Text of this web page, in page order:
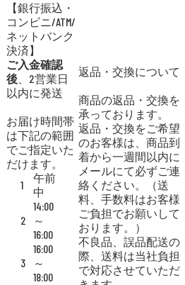
【銀行振込・
コンビニ/ATM/
ネットバンク
決済】
ご入金確認
後、2営業日
以内に発送
お届け時間帯
は下記の範囲
でご指定いた
だけます。
1
午前
中
2
14:00
～
16:00
3
16:00
～
18:00
返品・交換について
商品の返品・交換を
承っております。
返品・交換をご希望
のお客様は、商品到
着から一週間以内に
メールにて必ずご連
絡ください。（送
料、手数料はお客様
ご負担でお願いして
おります。）
不良品、誤品配送の
際、送料は当社負担
で対応させていただ